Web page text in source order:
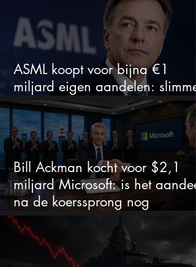
ASML koopt voor bijna €1
miljard eigen aandelen: slimme
zet of dure timing?
Bill Ackman kocht voor $2,1
miljard Microsoft: is het aandeel
na de koerssprong nog
aantrekkelijk?